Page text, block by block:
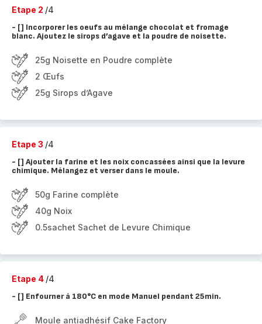
Etape 2 /4
- [ ] Incorporer les oeufs au mélange chocolat et fromage
blanc. Ajoutez le sirops d’agave et la poudre de noisette.
25g Noisette en Poudre complète
2 Œufs
25g Sirops d’Agave
Etape 3 /4
- [ ] Ajouter la farine et les noix concassées ainsi que la levure
chimique. Mélangez et verser dans le moule.
50g Farine complète
40g Noix
0.5sachet Sachet de Levure Chimique
Etape 4 /4
- [ ] Enfourner à 180°C en mode Manuel pendant 25min.
Moule antiadhésif Cake Factory